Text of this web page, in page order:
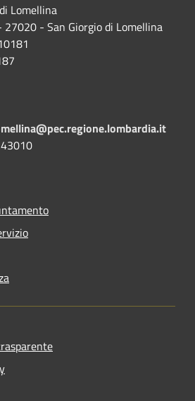
Lomellina
27020 - San Giorgio di Lomellina